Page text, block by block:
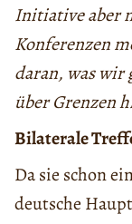
Initiative aber
Konferenzen
daran, was wir
über Grenzen
Bilaterale
Da sie schon
deutsche